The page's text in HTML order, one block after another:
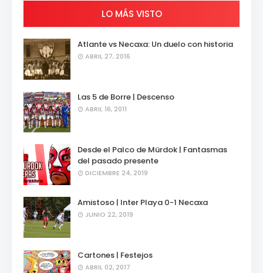
LO MÁS VISTO
Atlante vs Necaxa: Un duelo con historia
ABRIL 27, 2016
Las 5 de Borre | Descenso
ABRIL 16, 2011
Desde el Palco de Mürdok | Fantasmas
del pasado presente
DICIEMBRE 24, 2019
Amistoso | Inter Playa 0-1 Necaxa
JUNIO 22, 2019
Cartones | Festejos
ABRIL 02, 2017